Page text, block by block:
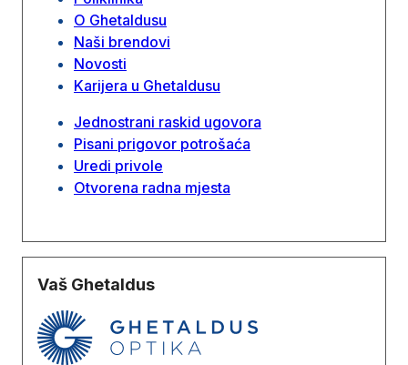
O Ghetaldusu
Naši brendovi
Novosti
Karijera u Ghetaldusu
Jednostrani raskid ugovora
Pisani prigovor potrošaća
Uredi privole
Otvorena radna mjesta
Vaš Ghetaldus